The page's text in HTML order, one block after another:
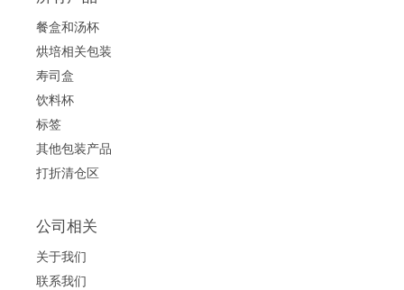
餐盒和汤杯
烘培相关包装
寿司盒
饮料杯
标签
其他包装产品
打折清仓区
公司相关
关于我们
联系我们